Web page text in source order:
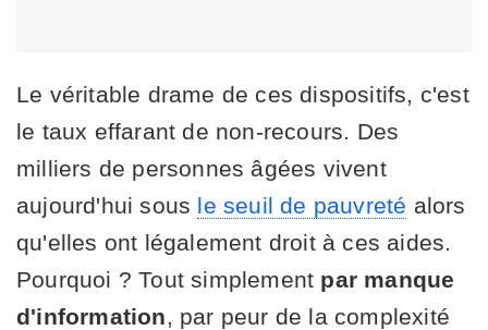
Le véritable drame de ces dispositifs, c'est
le taux effarant de non-recours. Des
milliers de personnes âgées vivent
aujourd'hui sous le seuil de pauvreté alors
qu'elles ont légalement droit à ces aides.
Pourquoi ? Tout simplement par manque
d'information, par peur de la complexité